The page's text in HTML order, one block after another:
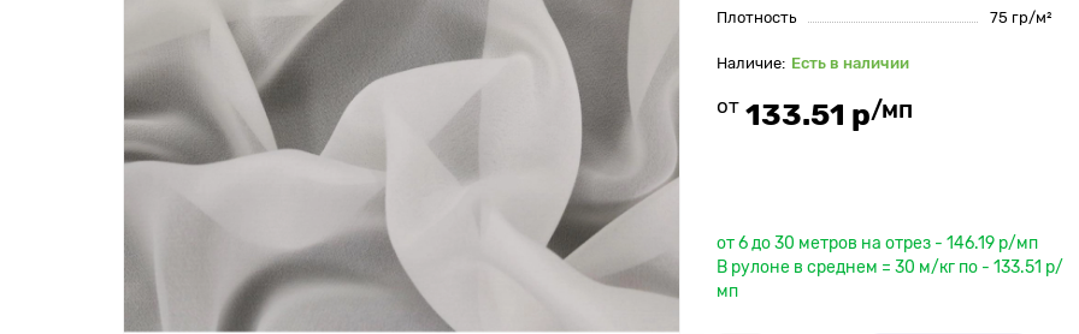
Плотность
75 гр/м²
Есть в наличии
от 133.51 р/мп
от 6 до 30 метров на отрез - 146.19 р/мп
В рулоне в среднем = 30 м/кг по - 133.51 р/
мп